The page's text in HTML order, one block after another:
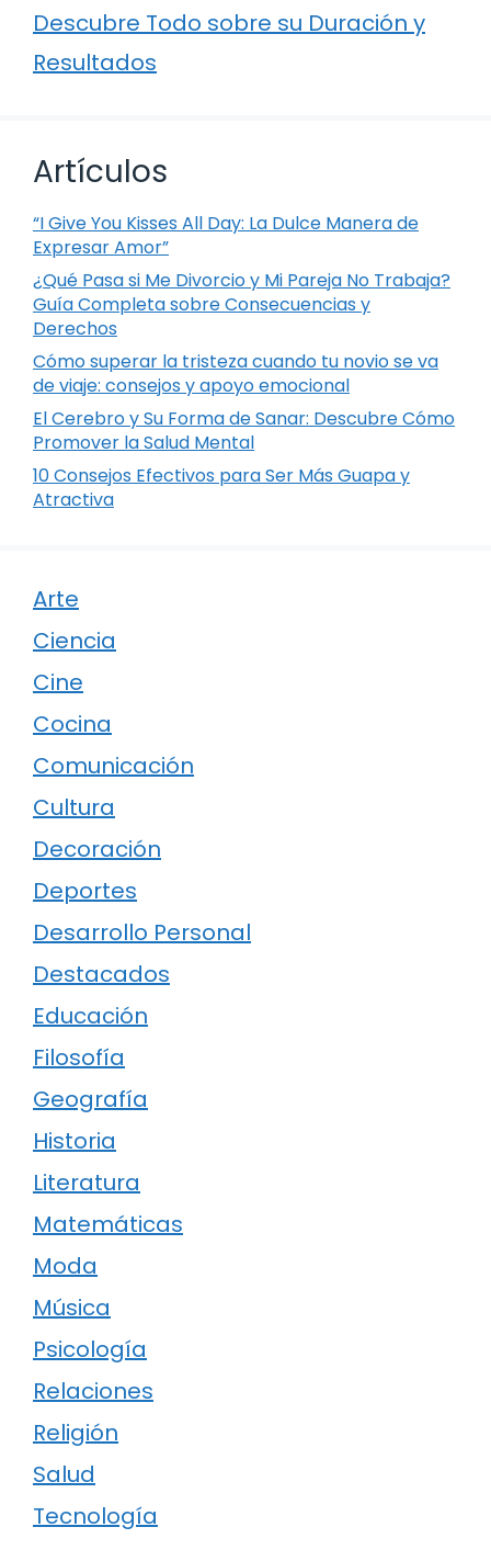
Descubre Todo sobre su Duración y
Resultados
Artículos
“I Give You Kisses All Day: La Dulce Manera de
Expresar Amor”
¿Qué Pasa si Me Divorcio y Mi Pareja No Trabaja?
Guía Completa sobre Consecuencias y
Derechos
Cómo superar la tristeza cuando tu novio se va
de viaje: consejos y apoyo emocional
El Cerebro y Su Forma de Sanar: Descubre Cómo
Promover la Salud Mental
10 Consejos Efectivos para Ser Más Guapa y
Atractiva
Arte
Ciencia
Cine
Cocina
Comunicación
Cultura
Decoración
Deportes
Desarrollo Personal
Destacados
Educación
Filosofía
Geografía
Historia
Literatura
Matemáticas
Moda
Música
Psicología
Relaciones
Religión
Salud
Tecnología